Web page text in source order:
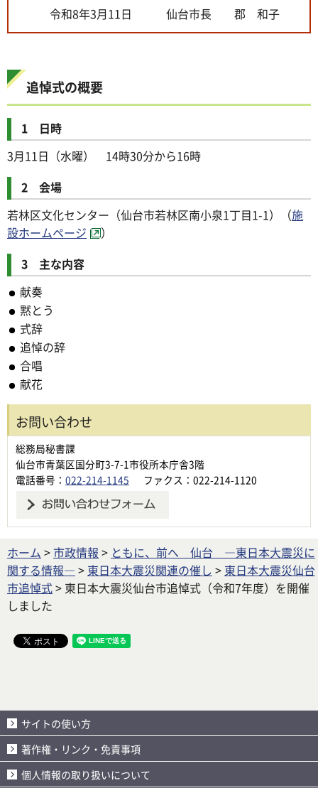
令和8年3月11日 仙台市長 郡 和子
追悼式の概要
1 日時
3月11日（水曜） 14時30分から16時
2 会場
若林区文化センター（仙台市若林区南小泉1丁目1-1）（施
設ホームページ
）
3 主な内容
献奏
黙とう
式辞
追悼の辞
合唱
献花
お問い合わせ
総務局秘書課
仙台市青葉区国分町3-7-1市役所本庁舎3階
電話番号： 022-214-1145 ファクス：022-214-1120
ホーム >市政情報 > ともに、前へ 仙台 ―東日本大震災に
関する情報― > 東日本大震災関連の催し > 東日本大震災仙台
市追悼式> 東日本大震災仙台市追悼式（令和7年度）を開催
しました
サイトの使い方
著作権・リンク・免責事項
個人情報の取り扱いについて